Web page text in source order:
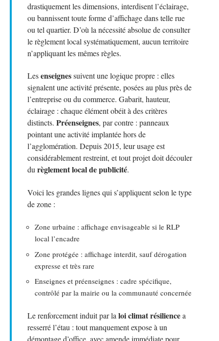
drastiquement les dimensions, interdisent l’éclairage,
ou bannissent toute forme d’affichage dans telle rue
ou tel quartier. D’où la nécessité absolue de consulter
le règlement local systématiquement, aucun territoire
n’appliquant les mêmes règles.
Lesenseignessuivent une logique propre : elles
signalent une activité présente, posées au plus près de
l’entreprise ou du commerce. Gabarit, hauteur,
éclairage : chaque élément obéit à des critères
distincts. Préenseignes, par contre : panneaux
pointant une activité implantée hors de
l’agglomération. Depuis 2015, leur usage est
considérablement restreint, et tout projet doit découler
du règlement local de publicité.
Voici les grandes lignes qui s’appliquent selon le type
de zone :
Zone urbaine : affichage envisageable si le RLP
local l’encadre
Zone protégée : affichage interdit, sauf dérogation
expresse et très rare
Enseignes et préenseignes : cadre spécifique,
contrôlé par la mairie ou la communauté concernée
Le renforcement induit par la loi climat résiliencea
resserré l’étau : tout manquement expose à un
démontage d’office, avec amende immédiate pour